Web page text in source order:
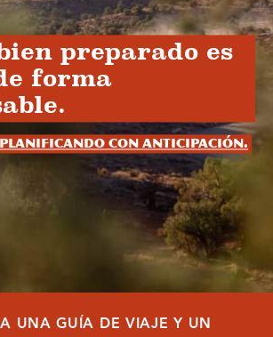
preparado es
forma
con anticipación.
UNA GUÍA DE VIAJE Y UN